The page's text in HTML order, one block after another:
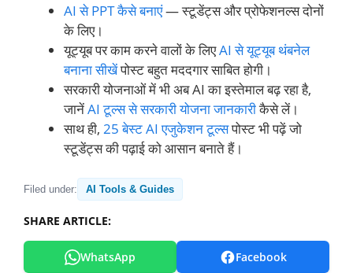
AI से PPT कैसे बनाएं— स्टूडेंट्स और प्रोफेशनल्स दोनों
के लिए।
यूट्यूब पर काम करने वालों के लिएAI से यूट्यूब थंबनेल
बनाना सीखेंपोस्ट बहुत मददगार साबित होगी।
सरकारी योजनाओं में भी अब AI का इस्तेमाल बढ़ रहा है,
जानेंAI टूल्स से सरकारी योजना जानकारीकैसे लें।
साथ ही, 25 बेस्ट AI एजुकेशन टूल्सपोस्ट भी पढ़ें जो
स्टूडेंट्स की पढ़ाई को आसान बनाते हैं।
Filed under: AI Tools & Guides
SHARE ARTICLE:
WhatsApp Facebook